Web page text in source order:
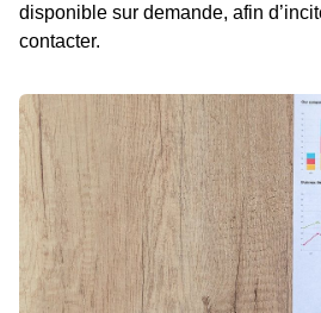
disponible sur demande, afin
contacter.